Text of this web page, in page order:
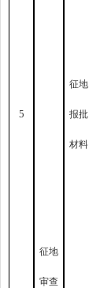
5
征地
审查
征地
报批
材料